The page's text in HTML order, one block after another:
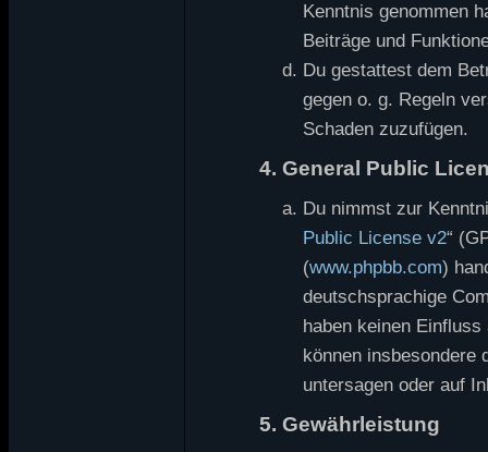
Kenntnis genommen
Beiträge und
Du gestattest dem
gegen o. g. Regeln
Schaden zuzufügen.
4. General Public
Du nimmst zur
Public License v2“
(www.phpbb.com)
deutschsprachige
haben keinen
können insbesondere
untersagen oder auf
5. Gewährleistung